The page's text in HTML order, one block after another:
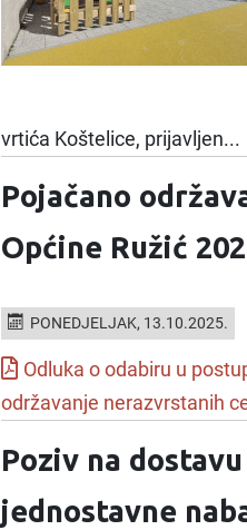
vrtića Koštelice, prijavljen...
Pojačano
Općine Ružić
PONEDJELJAK, 13.10.2025.
Odluka o odabiru u
održavanje nerazvrstanih
Poziv na
jednostavne